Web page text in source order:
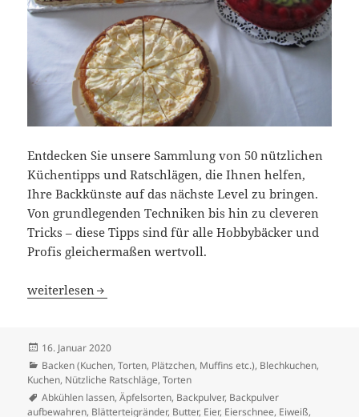
Entdecken Sie unsere Sammlung von 50 nützlichen
Küchentipps und Ratschlägen, die Ihnen helfen,
Ihre Backkünste auf das nächste Level zu bringen.
Von grundlegenden Techniken bis hin zu cleveren
Tricks – diese Tipps sind für alle Hobbybäcker und
Profis gleichermaßen wertvoll.
50 Nützliche Küchentipps und Ratschläge für Perfektes
weiterlesen
Veröffentlicht
am
16. Januar 2020
Kategorien
Backen (Kuchen, Torten, Plätzchen, Muffins etc.), Blechkuchen,
Kuchen, Nützliche Ratschläge,Torten
Schlagwörter
Abkühlen lassen,Äpfelsorten, Backpulver, Backpulver
aufbewahren, Blätterteigränder, Butter, Eier, Eierschnee, Eiweiß,